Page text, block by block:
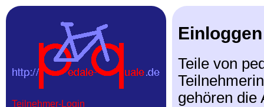
Teile von
gehören die
Teilnehmer-Login